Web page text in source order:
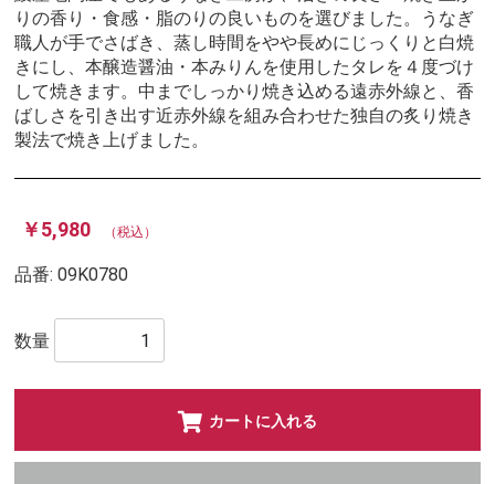
りの香り・食感・脂のりの良いものを選びました。うなぎ
職人が手でさばき、蒸し時間をやや長めにじっくりと白焼
きにし、本醸造醤油・本みりんを使用したタレを４度づけ
して焼きます。中までしっかり焼き込める遠赤外線と、香
ばしさを引き出す近赤外線を組み合わせた独自の炙り焼き
製法で焼き上げました。
￥5,980 （税込）
品番:09K0780
数量
カートに入れる